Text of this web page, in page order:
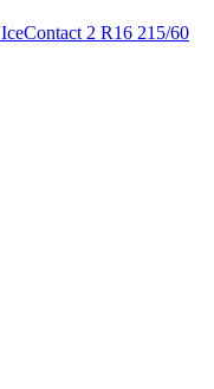
2 R16 215/60